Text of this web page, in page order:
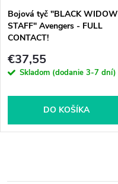
Bojová tyč "BLACK WIDOW
STAFF" Avengers - FULL
CONTACT!
€37,55
Skladom (dodanie 3-7 dní)
DO KOŠÍKA